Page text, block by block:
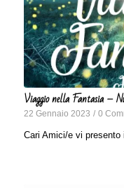
Viaggio nella Fantasia –
22 Gennaio 2023 / 0
Cari Amici/e vi presento